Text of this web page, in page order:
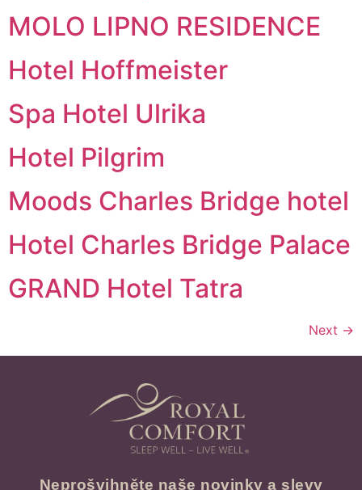
MOLO LIPNO RESIDENCE
Hotel Hoffmeister
Spa Hotel Ulrika
Hotel Pilgrim
Moods Charles Bridge hotel
Hotel Charles Bridge Palace
GRAND Hotel Tatra
Next →
Neprošvihněte naše novinky a slevy